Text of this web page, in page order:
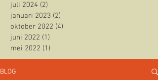
juli 2024 (2)
januari 2023 (2)
oktober 2022 (4)
juni 2022 (1)
mei 2022 (1)
BLOG